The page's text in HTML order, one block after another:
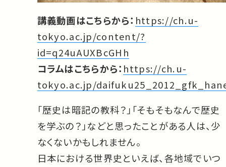
講義動画はこちらから： https://ch.u-
tokyo.ac.jp/content/?
id=q24uAUXBcGHh
コラムはこちらから： https://ch.u-
tokyo.ac.jp/
「歴史は暗記の教科？」「そもそもなんで歴史
を学ぶの？」などと思ったことがある人は、少
なくないかもしれません。
日本における世界史といえば、各地域でいつ